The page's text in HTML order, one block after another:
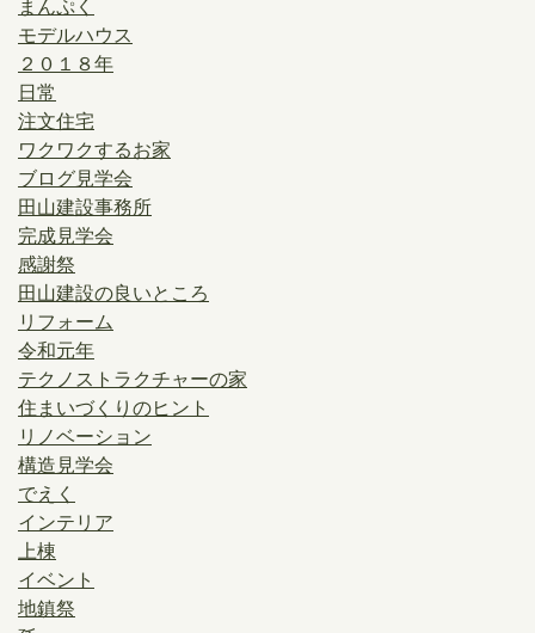
まんぷく
モデルハウス
２０１８年
日常
注文住宅
ワクワクするお家
ブログ見学会
田山建設事務所
完成見学会
感謝祭
田山建設の良いところ
リフォーム
令和元年
テクノストラクチャーの家
住まいづくりのヒント
リノベーション
構造見学会
でえく
インテリア
上棟
イベント
地鎮祭